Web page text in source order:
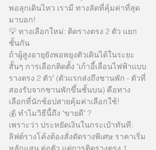
พอลุกเดินไหว เรามี ทางลัดที่คุ้มค่าที่สุด
มาบอก!
💡 ทางเลือกใหม่: ติดรางตรง 2 ตัว แยก
ชั้นกัน
ถ้าผู้สูงอายุยังพอพยุงตัวเดินได้ในระยะ
สั้นๆ การเลือกติดตั้ง "เก้าอี้เลื่อนไฟฟ้าแบบ
รางตรง 2 ตัว" (ตัวแรกส่งถึงชานพัก - ตัวที่
สองรับจากชานพักขึ้นชั้นบน) คือทาง
เลือกที่นักช้อปสายคุ้มค่าเลือกใช้!
💰 ทำไมวิธีนี้ถึง "ขายดี" ?
เพราะว่า ประหยัดเงินในกระเป๋าทันที:
ลิฟต์รางโค้งต้องสั่งดัดรางพิเศษ ราคาเริ่ม
หลักแสน ต่อตัว แต่การติดรางตรง 1